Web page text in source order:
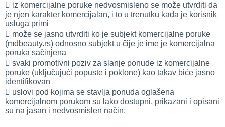
 iz komercijalne poruke nedvosmisleno se može utvrditi da
je njen karakter komercijalan, i to u trenutku kada je korisnik
usluga primi
 može se jasno utvrditi ko je subjekt komercijalne poruke
(mdbeauty.rs) odnosno subjekt u čije je ime je komercijalna
poruka sačinjena
 svaki promotivni poziv za slanje ponude iz komercijalne
poruke (uključujući popuste i poklone) kao takav biće jasno
identifikovan
 uslovi pod kojima se stavlja ponuda oglašena
komercijalnom porukom su lako dostupni, prikazani i opisani
su na jasan i nedvosmislen način.